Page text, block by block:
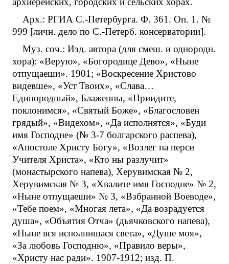
Арх.: РГИА С.-Петербурга. Ф. 361. Оп. 1. №
999 [личн. дело по С.-Петерб. консерватории].
Муз. соч.: Изд. автора (для смеш. и однородн.
хора): «Верую», «Богородице Дево», «Ныне
отпущаеши». 1901; «Воскресение Христово
видевше», «Уст Твоих», «Слава…
Единородный», Блаженны, «Приидите,
поклонимся», «Святый Боже», «Благословен
грядый», «Видехом», «Да исполнятся», «Буди
имя Господне» (№ 3-7 болгарского распева),
«Апостоле Христу Богу», «Возлег на перси
Учителя Христа», «Кто ны разлучит»
(монастырского напева), Херувимская № 2,
Херувимская № 3, «Хвалите имя Господне» № 2,
«Ныне отпущаеши» № 3, «Взбранной Воеводе»,
«Тебе поем», «Многая лета», «Да возрадуется
душа», «Объятия Отча» (дьячковского напева),
«Ныне вся исполнишася света», «Душе моя»,
«За любовь Господню», «Правило веры»,
«Христу нас ради». 1907-1912; изд. П.